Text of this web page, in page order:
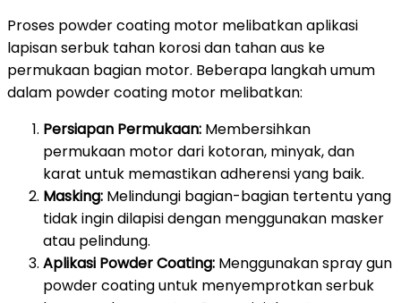
Proses powder coating motor melibatkan aplikasi
lapisan serbuk tahan korosi dan tahan aus ke
permukaan bagian motor. Beberapa langkah umum
dalam powder coating motor melibatkan:
Persiapan Permukaan: Membersihkan
permukaan motor dari kotoran, minyak, dan
karat untuk memastikan adherensi yang baik.
Masking: Melindungi bagian-bagian tertentu yang
tidak ingin dilapisi dengan menggunakan masker
atau pelindung.
Aplikasi Powder Coating: Menggunakan spray gun
powder coating untuk menyemprotkan serbuk